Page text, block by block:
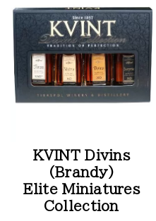
KVINT Divins
(Brandy)
Elite Miniatures
Collection